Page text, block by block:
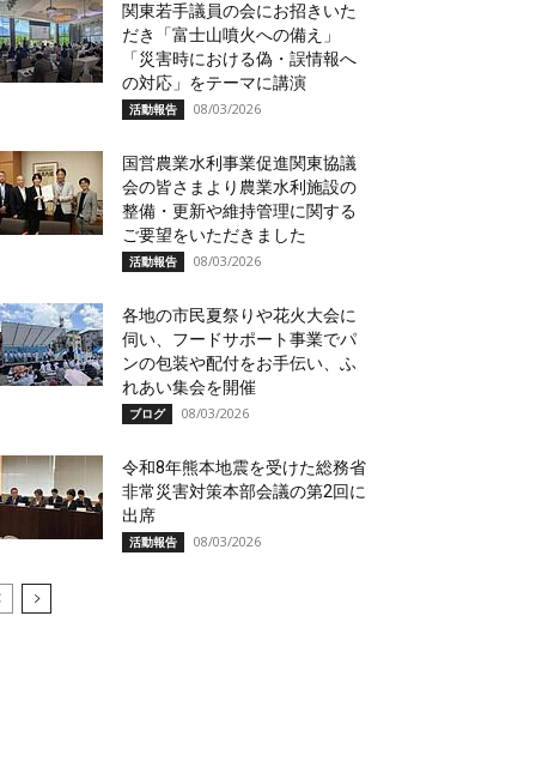
関東若手議員の会にお招きいた
だき「富士山噴火への備え」
「災害時における偽・誤情報へ
の対応」をテーマに講演
活動報告 08/03/2026
国営農業水利事業促進関東協議
会の皆さまより農業水利施設の
整備・更新や維持管理に関する
ご要望をいただきました
活動報告 08/03/2026
各地の市民夏祭りや花火大会に
伺い、フードサポート事業でパ
ンの包装や配付をお手伝い、ふ
れあい集会を開催
ブログ 08/03/2026
令和8年熊本地震を受けた総務省
非常災害対策本部会議の第2回に
出席
活動報告 08/03/2026